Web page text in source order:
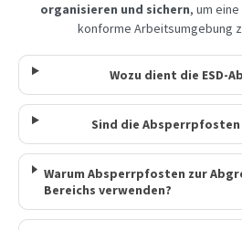
organisieren und sichern, um
konforme Arbeitsumgebung
Wozu dient die ESD-
Sind die
Warum Absperrpfosten zur
Bereichs verwenden?